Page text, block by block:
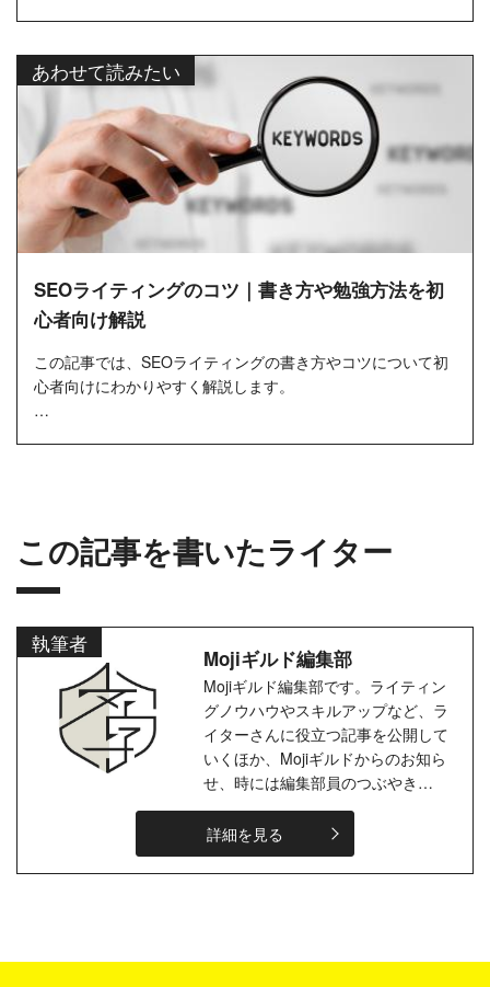
あわせて読みたい
SEOライティングのコツ｜書き方や勉強方法を初
心者向け解説
この記事では、SEOライティングの書き方やコツについて初
心者向けにわかりやすく解説します。
この記事を書いたライター
執筆者
Mojiギルド編集部
Mojiギルド編集部です。ライティン
グノウハウやスキルアップなど、ラ
イターさんに役立つ記事を公開して
いくほか、Mojiギルドからのお知ら
せ、時には編集部員のつぶやき
も…。ライターの皆さまとのコミュ
ニケーションを楽しみながら、大事
にしたい！
詳細を見る